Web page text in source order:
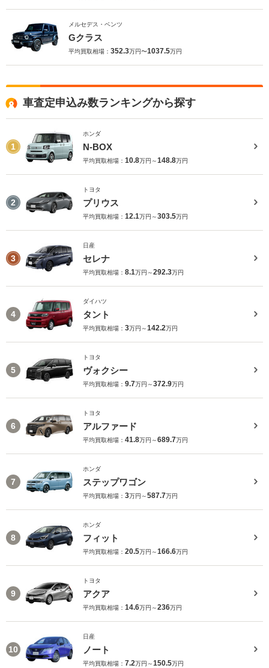
メルセデス・ベンツ
Gクラス
平均買取相場： 352.3万円〜1037.5万円
車査定申込み数ランキングから探す
1
ホンダ
N-BOX
平均買取相場： 10.8万円～148.8万円
2
トヨタ
プリウス
平均買取相場： 12.1万円～303.5万円
3
日産
セレナ
平均買取相場： 8.1万円～292.3万円
4
ダイハツ
タント
平均買取相場： 3万円～142.2万円
5
トヨタ
ヴォクシー
平均買取相場： 9.7万円～372.9万円
6
トヨタ
アルファード
平均買取相場： 41.8万円～689.7万円
7
ホンダ
ステップワゴン
平均買取相場： 3万円～587.7万円
8
ホンダ
フィット
平均買取相場： 20.5万円～166.6万円
9
トヨタ
アクア
平均買取相場： 14.6万円～236万円
10
日産
ノート
平均買取相場： 7.2万円～150.5万円